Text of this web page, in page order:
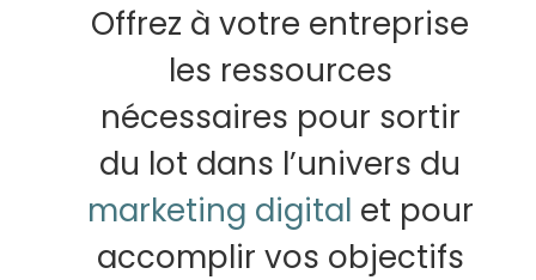
Offrez à votre entreprise
les ressources
nécessaires pour sortir
du lot dans l’univers du
marketing digital et pour
accomplir vos objectifs